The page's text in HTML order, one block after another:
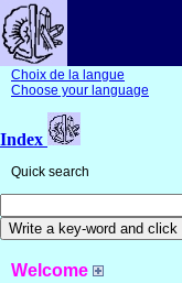
Choix de la langue
Choose your language
Index
Quick search
Welcome